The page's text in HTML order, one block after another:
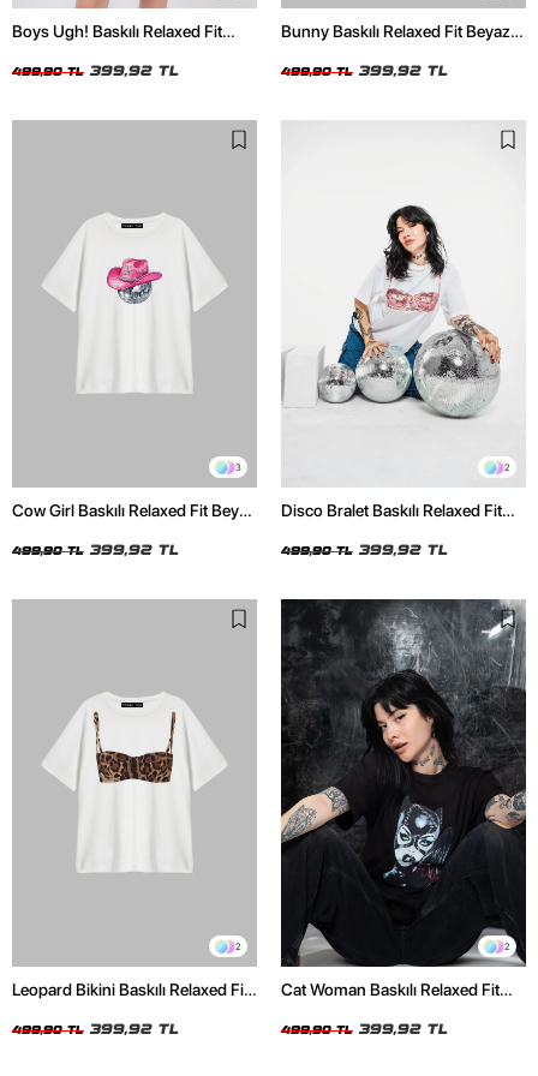
Boys Ugh! Baskılı Relaxed Fit
499,90 TL 399,92 TL
Bunny Baskılı Relaxed Fit Beyaz
499,90 TL 399,92 TL
3
Cow Girl Baskılı Relaxed Fit Beyaz
499,90 TL 399,92 TL
2
Disco Bralet Baskılı Relaxed Fit
499,90 TL 399,92 TL
2
Leopard Bikini Baskılı Relaxed Fit
499,90 TL 399,92 TL
2
Cat Woman Baskılı Relaxed Fit
499,90 TL 399,92 TL